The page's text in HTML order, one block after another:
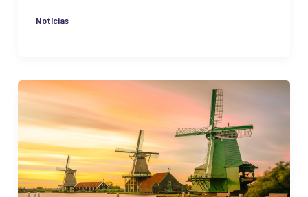
Notícias
O
mais
forte
na
Terra